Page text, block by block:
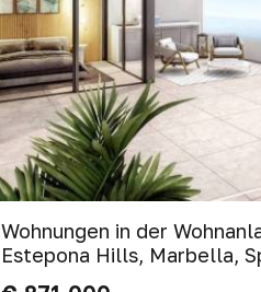
Wohnungen in der
Estepona Hills, Marbella,